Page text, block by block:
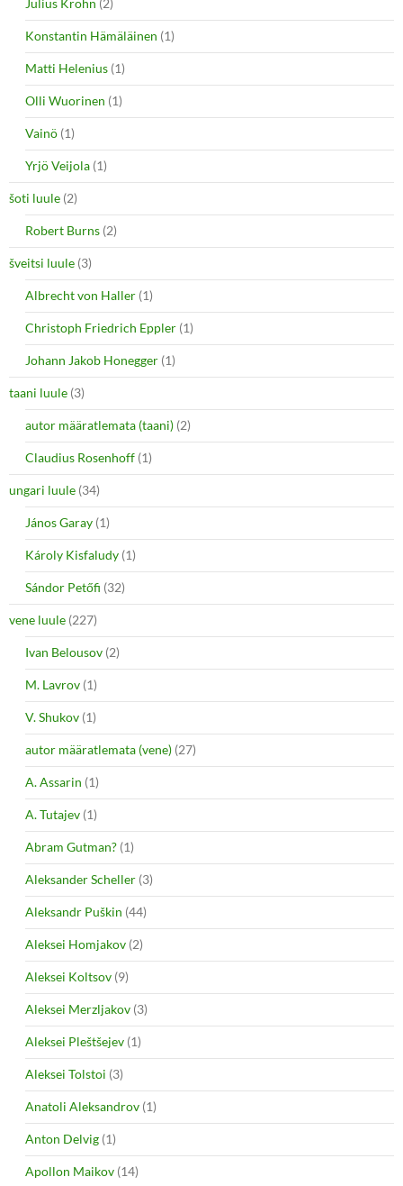
Julius Krohn (2)
Konstantin Hämäläinen (1)
Matti Helenius (1)
Olli Wuorinen (1)
Vainö (1)
Yrjö Veijola (1)
šoti luule (2)
Robert Burns (2)
šveitsi luule (3)
Albrecht von Haller (1)
Christoph Friedrich Eppler (1)
Johann Jakob Honegger (1)
taani luule (3)
autor määratlemata (taani) (2)
Claudius Rosenhoff (1)
ungari luule (34)
János Garay (1)
Károly Kisfaludy (1)
Sándor Petőfi (32)
vene luule (227)
Ivan Belousov (2)
M. Lavrov (1)
V. Shukov (1)
autor määratlemata (vene) (27)
A. Assarin (1)
A. Tutajev (1)
Abram Gutman? (1)
Aleksander Scheller (3)
Aleksandr Puškin (44)
Aleksei Homjakov (2)
Aleksei Koltsov (9)
Aleksei Merzljakov (3)
Aleksei Pleštšejev (1)
Aleksei Tolstoi (3)
Anatoli Aleksandrov (1)
Anton Delvig (1)
Apollon Maikov (14)